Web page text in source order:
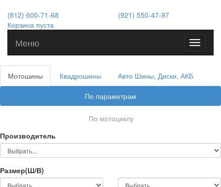
(812) 600-71-68
(921) 550-47-97
Корзина пуста
Toggle
Меню
Мотошины Квадрошины Авто Шины, Диски, АКБ
По параметрам
По мотоциклу
Производитель
Размер(Ш/В)